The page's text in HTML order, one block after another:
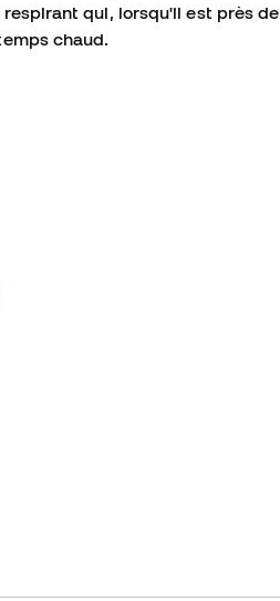
qui, lorsqu'il est près de
chaud.